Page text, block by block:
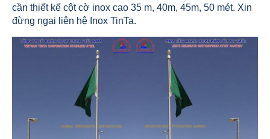
cần thiết kế cột cờ inox cao 35 m, 40m, 45m, 50 mét. Xin
đừng ngại liên hệ Inox TinTa.